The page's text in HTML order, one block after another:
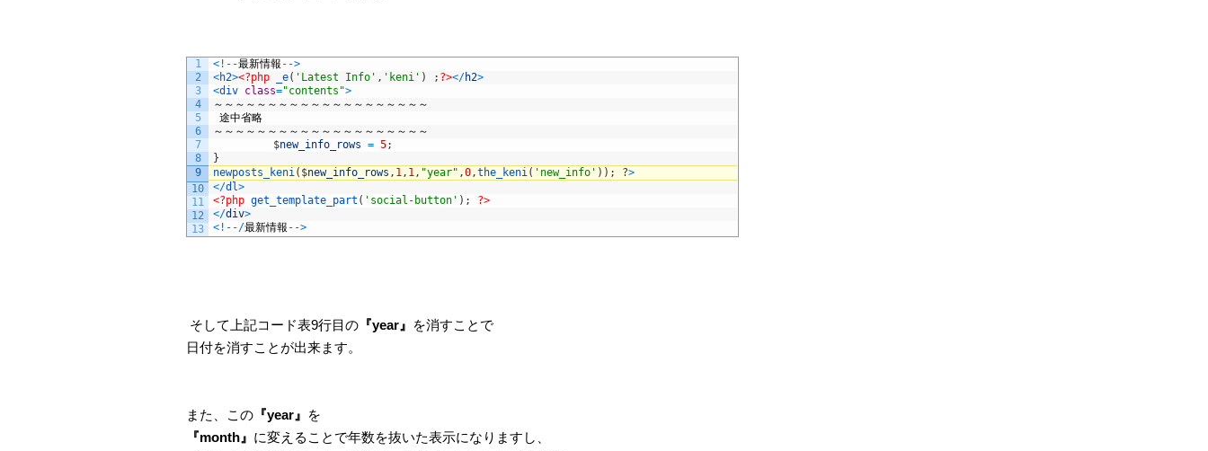
1
2
3
4
5
6
7
8
9
10
11
12
13
< ! --最新情報 -->
<h2><?php _e( 'Latest Info' , 'keni' ) ; ?></h2>
<div class="contents">
～～～～～～～～～～～～～～～～～～～～
途中省略
～～～～～～～～～～～～～～～～～～～～
$new_info_rows = 5;
}
newposts_keni( $new_info_rows , 1, 1, "year" ,0,the_keni( 'new_info' ) ) ; ?>
</dl>
<?php get_template_part ( 'social-button' ) ;
?>
</div>
< ! --/最新情報 -->
そして上記コード表9行目の 『year』 を消すことで
日付を消すことが出来ます。
また、この 『year』 を
『month』 に変えることで年数を抜いた表示になりますし、